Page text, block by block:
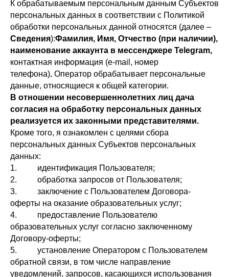
К обрабатываемым персональным данным Субъектов
персональных данных в соответствии с Политикой
обработки персональных данной относятся (далее –
Сведения):Фамилия, Имя, Отчество (при наличии),
наименование аккаунта в мессенджере Telegram,
контактная информация (e-mail, номер
телефона). Оператор обрабатывает персональные
данные, относящиеся к общей категории.
В отношении несовершеннолетних лиц дача
согласия на обработку персональных данных
реализуется их законными представителями.
Кроме того, я ознакомлен с целями сбора
персональных данных Субъектов персональных
данных:
1. идентификация Пользователя;
2. обработка запросов от Пользователя;
3. заключение с Пользователем Договора-
оферты на оказание образовательных услуг;
4. предоставление Пользователю
образовательных услуг согласно заключенному
Договору-оферты;
5. установление Оператором с Пользователем
обратной связи, в том числе направление
уведомлений, запросов, касающихся использования